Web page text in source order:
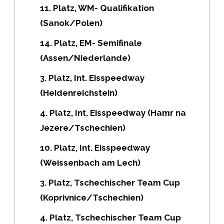
11. Platz, WM- Qualifikation
(Sanok/Polen)
14. Platz, EM- Semifinale
(Assen/Niederlande)
3. Platz, Int. Eisspeedway
(Heidenreichstein)
4. Platz, Int. Eisspeedway (Hamr na
Jezere/Tschechien)
10. Platz, Int. Eisspeedway
(Weissenbach am Lech)
3. Platz, Tschechischer Team Cup
(Koprivnice/Tschechien)
4. Platz, Tschechischer Team Cup